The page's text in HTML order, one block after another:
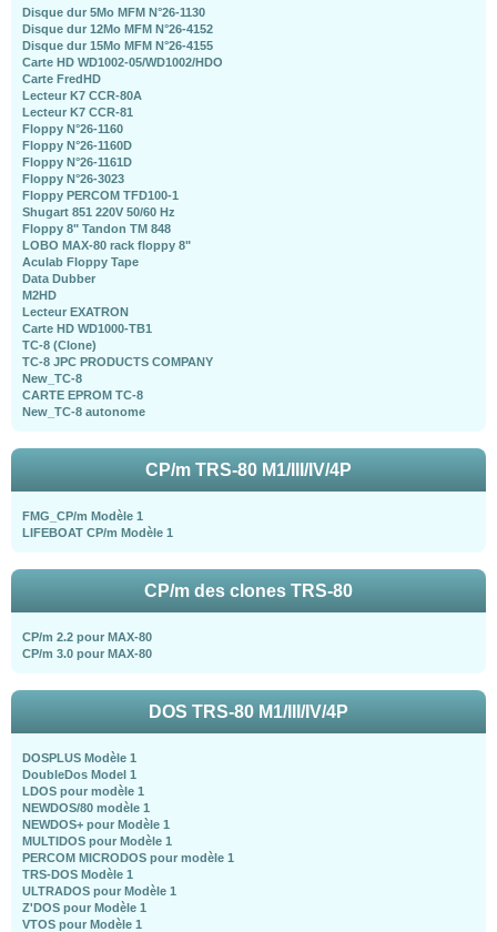
Disque dur 5Mo MFM N°26-1130
Disque dur 12Mo MFM N°26-4152
Disque dur 15Mo MFM N°26-4155
Carte HD WD1002-05/WD1002/HDO
Carte FredHD
Lecteur K7 CCR-80A
Lecteur K7 CCR-81
Floppy N°26-1160
Floppy N°26-1160D
Floppy N°26-1161D
Floppy N°26-3023
Floppy PERCOM TFD100-1
Shugart 851 220V 50/60 Hz
Floppy 8" Tandon TM 848
LOBO MAX-80 rack floppy 8"
Aculab Floppy Tape
Data Dubber
M2HD
Lecteur EXATRON
Carte HD WD1000-TB1
TC-8 (Clone)
TC-8 JPC PRODUCTS COMPANY
New_TC-8
CARTE EPROM TC-8
New_TC-8 autonome
CP/m TRS-80 M1/III/IV/4P
FMG_CP/m Modèle 1
LIFEBOAT CP/m Modèle 1
CP/m des clones TRS-80
CP/m 2.2 pour MAX-80
CP/m 3.0 pour MAX-80
DOS TRS-80 M1/III/IV/4P
DOSPLUS Modèle 1
DoubleDos Model 1
LDOS pour modèle 1
NEWDOS/80 modèle 1
NEWDOS+ pour Modèle 1
MULTIDOS pour Modèle 1
PERCOM MICRODOS pour modèle 1
TRS-DOS Modèle 1
ULTRADOS pour Modèle 1
Z'DOS pour Modèle 1
VTOS pour Modèle 1